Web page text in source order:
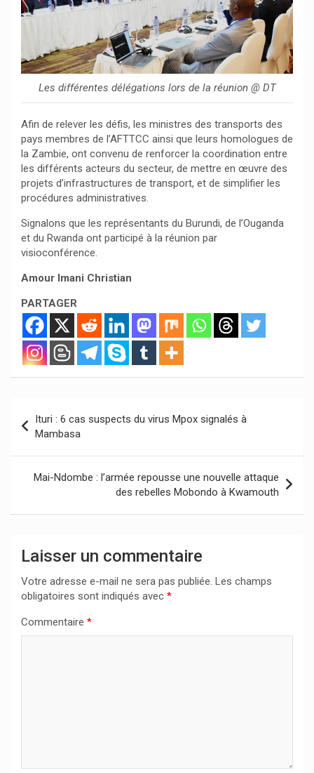
Les différentes délégations lors de la réunion @ DT
Afin de relever les défis, les ministres des transports des
pays membres de l’AFTTCC ainsi que leurs homologues de
la Zambie, ont convenu de renforcer la coordination entre
les différents acteurs du secteur, de mettre en œuvre des
projets d’infrastructures de transport, et de simplifier les
procédures administratives.
Signalons que les représentants du Burundi, de l’Ouganda
et du Rwanda ont participé à la réunion par
visioconférence.
Amour Imani Christian
PARTAGER
de
l’article
Ituri : 6 cas suspects du virus Mpox signalés à
Mambasa
Mai-Ndombe : l’armée repousse une nouvelle attaque
des rebelles Mobondo à Kwamouth
Laisser un commentaire
Votre adresse e-mail ne sera pas publiée. Les champs
obligatoires sont indiqués avec *
Commentaire *